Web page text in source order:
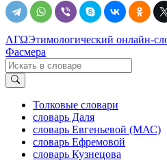
ΛΓΩЭтимологический онлайн-
Фасмера
Толковые словари
словарь Даля
словарь Евгеньевой (МАС)
словарь Ефремовой
словарь Кузнецова